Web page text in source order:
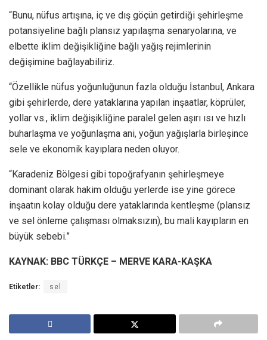
“Bunu, nüfus artışına, iç ve dış göçün getirdiği şehirleşme
potansiyeline bağlı plansız yapılaşma senaryolarına, ve
elbette iklim değişikliğine bağlı yağış rejimlerinin
değişimine bağlayabiliriz.
“Özellikle nüfus yoğunluğunun fazla olduğu İstanbul, Ankara
gibi şehirlerde, dere yataklarına yapılan inşaatlar, köprüler,
yollar vs., iklim değişikliğine paralel gelen aşırı ısı ve hızlı
buharlaşma ve yoğunlaşma ani, yoğun yağışlarla birleşince
sele ve ekonomik kayıplara neden oluyor.
“Karadeniz Bölgesi gibi topoğrafyanın şehirleşmeye
dominant olarak hakim olduğu yerlerde ise yine görece
inşaatın kolay olduğu dere yataklarında kentleşme (plansız
ve sel önleme çalışması olmaksızın), bu mali kayıpların en
büyük sebebi.”
KAYNAK: BBC TÜRKÇE – MERVE KARA-KAŞKA
Etiketler: sel